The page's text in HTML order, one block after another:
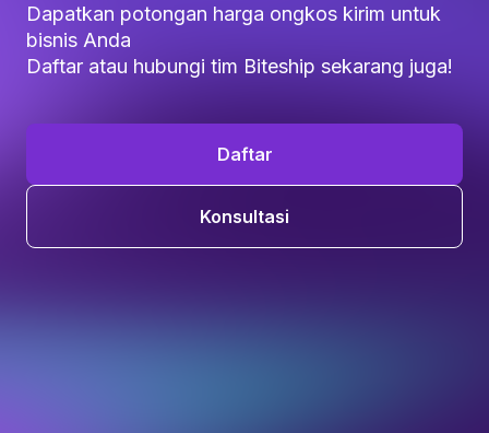
Dapatkan potongan harga ongkos kirim untuk
bisnis Anda
Daftar atau hubungi tim Biteship sekarang juga!
Daftar
Konsultasi